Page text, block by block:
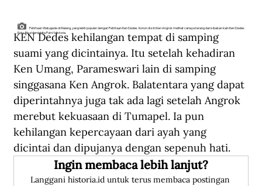
Petirtaan Watugede di Malang, yang lebih populer dengan Petirtaan Ken Dedes. Konon di sini Ken Angrok melihat cahaya terang dari sibakan kain Ken Dedes.
Foto: Risa Herdahita Putri/Historia.
KEN Dedes kehilangan tempat di samping
suami yang dicintainya. Itu setelah kehadiran
Ken Umang, Parameswari lain di samping
singgasana Ken Angrok. Balatentara yang dapat
diperintahnya juga tak ada lagi setelah Angrok
merebut kekuasaan di Tumapel. Ia pun
kehilangan kepercayaan dari ayah yang
dicintai dan dipujanya dengan sepenuh hati.
Ingin membaca lebih lanjut?
Langgani historia.id untuk terus membaca postingan